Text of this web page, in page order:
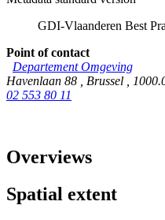
GDI-Vlaanderen Best
Point of contact
Departement Omgeving
Havenlaan 88
Brussel
02 553 80 11
Overviews
Spatial extent